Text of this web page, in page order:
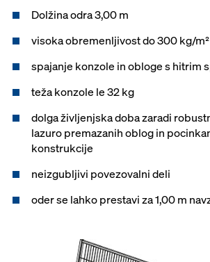
Dolžina odra 3,00 m
visoka obremenljivost do 300 kg/m²
spajanje konzole in obloge s hitrim
teža konzole le 32 kg
dolga življenjska doba zaradi
lazuro premazanih oblog in
konstrukcije
neizgubljivi povezovalni deli
oder se lahko prestavi za 1,00 m